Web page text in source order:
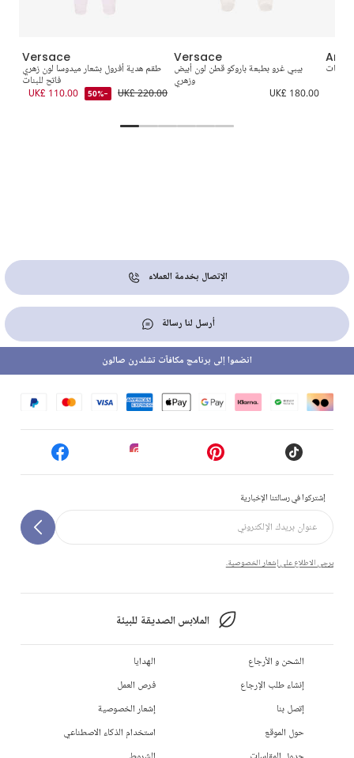
Versace
طقم هدية أفرول بشعار ميدوسا لون زهري
فاتح للبنات
UK£ 220.00
-50%
UK£ 110.00
Versace
بيبي غرو بطبعة باروكو قطن لون أبيض
وزهري
UK£ 180.00
للبنات
الإتصال بخدمة العملاء
أرسل لنا رسالة
إشتركوا في رسالتنا الإخبارية
يرجى الاطلاع على إشعار الخصوصية.
الملابس الصديقة للبيئة
انضموا إلى برنامج مكافآت تشلدرن صالون
الشحن و الأرجاع
إنشاء طلب الإرجاع
إتصل بنا
حول الموقع
الهدايا
فرص العمل
إشعار الخصوصية
استخدام الذكاء الاصطناعي